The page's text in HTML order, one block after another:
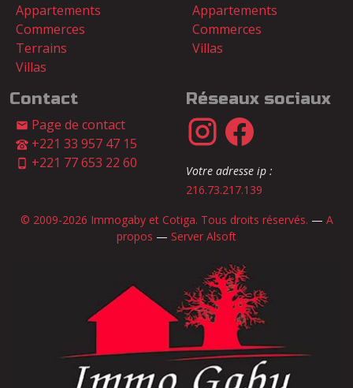
Appartements
Commerces
Terrains
Villas
Appartements
Commerces
Villas
Contact
Page de contact
+221 33 957 47 15
+221 77 653 22 60
Réseaux sociaux
Votre adresse ip :
216.73.217.139
© 2009-2026 Immogaby et Cotiga. Tous droits réservés. — A
propos — Server Alsoft